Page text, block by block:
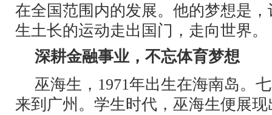
在全国范围内的发展。他的梦想是
生土长的运动走出国门，走向世界。
深耕金融事业，不忘体育梦想
巫海生，1971年出生在海南岛。
来到广州。学生时代，巫海生便展